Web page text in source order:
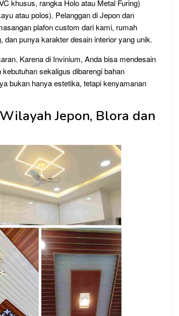
khusus, rangka Holo atau Metal Furing)
atau polos). Pelanggan di Jepon dan
plafon custom dari kami, rumah
dan punya karakter desain interior yang unik.
Karena di Invinium, Anda bisa mendesain
sekaligus dibarengi bahan
bukan hanya estetika, tetapi kenyamanan
Jepon, Blora dan